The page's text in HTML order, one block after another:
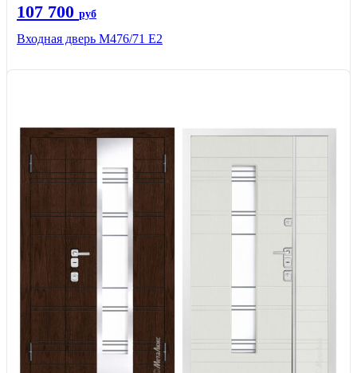
107 700 руб
Входная дверь М476/71 Е2